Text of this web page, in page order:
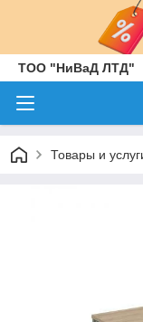
ТОО "НиВаД ЛТД"
Товары и